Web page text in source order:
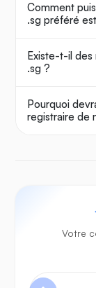
Comment
.sg préféré
Existe-t-il des
.sg ?
Pourquoi
registraire de
Votre